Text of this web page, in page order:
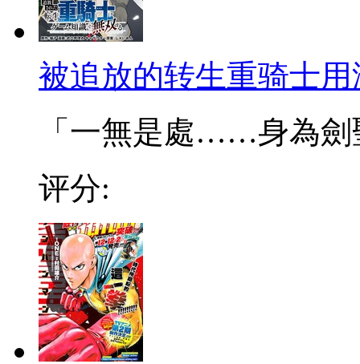
被追放的转生重骑士
「一無是處……身為劍
评分: